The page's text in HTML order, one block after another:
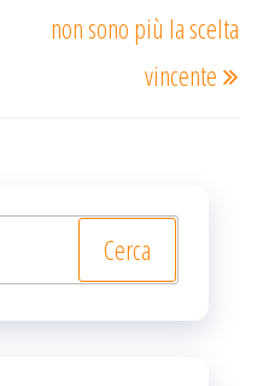
non sono più la scelta
vincente